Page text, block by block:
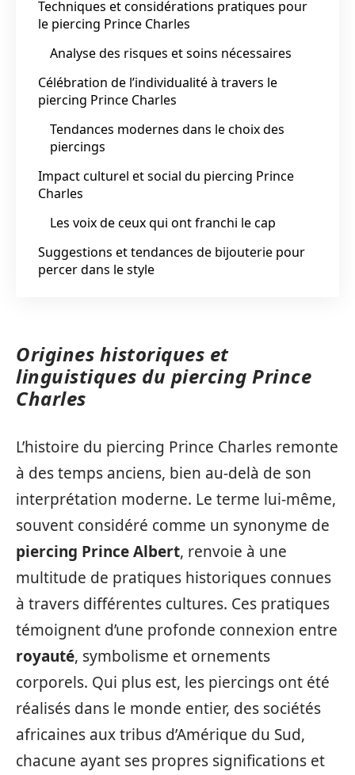
Techniques et considérations pratiques pour
le piercing Prince Charles
Analyse des risques et soins nécessaires
Célébration de l’individualité à travers le
piercing Prince Charles
Tendances modernes dans le choix des
piercings
Impact culturel et social du piercing Prince
Charles
Les voix de ceux qui ont franchi le cap
Suggestions et tendances de bijouterie pour
percer dans le style
Origines historiques et
linguistiques du piercing Prince
Charles
L’histoire du piercing Prince Charles remonte
à des temps anciens, bien au-delà de son
interprétation moderne. Le terme lui-même,
souvent considéré comme un synonyme de
piercing Prince Albert, renvoie à une
multitude de pratiques historiques connues
à travers différentes cultures. Ces pratiques
témoignent d’une profonde connexion entre
royauté, symbolisme et ornements
corporels. Qui plus est, les piercings ont été
réalisés dans le monde entier, des sociétés
africaines aux tribus d’Amérique du Sud,
chacune ayant ses propres significations et